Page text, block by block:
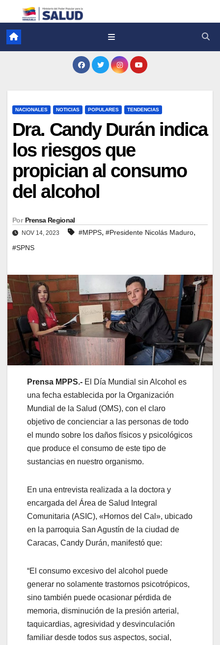
NACIONALES NOTICIAS POPULARES TENDENCIAS
Dra. Candy Durán indica
los riesgos que
propician al consumo
del alcohol
Por Prensa Regional
NOV 14, 2023 #MPPS, #Presidente Nicolás Maduro,
#SPNS
Prensa MPPS.- El Día Mundial sin Alcohol es
una fecha establecida por la Organización
Mundial de la Salud (OMS), con el claro
objetivo de concienciar a las personas de todo
el mundo sobre los daños físicos y psicológicos
que produce el consumo de este tipo de
sustancias en nuestro organismo.
En una entrevista realizada a la doctora y
encargada del Área de Salud Integral
Comunitaria (ASIC), «Hornos del Cal», ubicado
en la parroquia San Agustín de la ciudad de
Caracas, Candy Durán, manifestó que:
“El consumo excesivo del alcohol puede
generar no solamente trastornos psicotrópicos,
sino también puede ocasionar pérdida de
memoria, disminución de la presión arterial,
taquicardias, agresividad y desvinculación
familiar desde todos sus aspectos, social,